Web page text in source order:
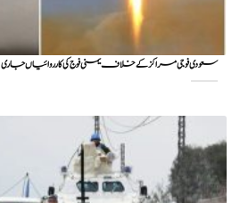
سعودی فوجی مراکز کے خلاف یمنی فوج کی کارروائیاں جاری